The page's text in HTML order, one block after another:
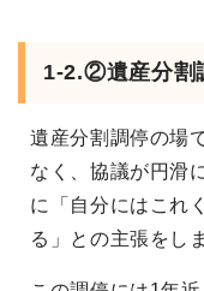
1-2.②遺産分割
遺産分割調停の場
なく、協議が円滑
に「自分にはこれ
る」との主張をし